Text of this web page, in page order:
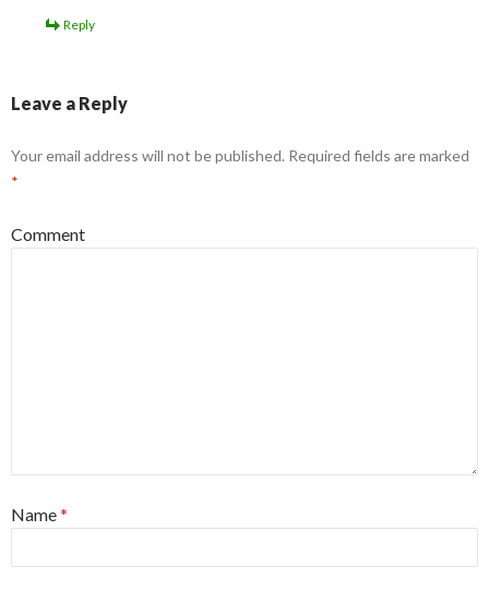
Reply
Leave a Reply
Your email address will not be published. Required fields are marked
*
Comment
Name*